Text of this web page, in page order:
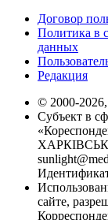
Договор
Политика в
данных
Редакция
© 2000-
Субъект в
сайте,